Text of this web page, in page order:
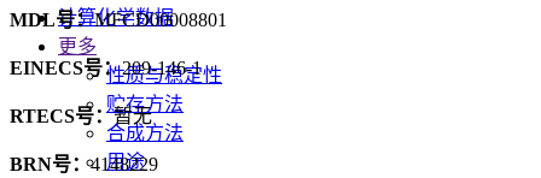
计算化学数据
更多
性质与稳定性
贮存方法
合成方法
用途
MDL号：MFCD00008801
EINECS号：209-146-1
RTECS号：暂无
BRN号：4148229